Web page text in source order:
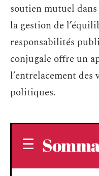
soutien mutuel
la gestion de
responsabilités
conjugale offre un
l’entrelacement des
politiques.